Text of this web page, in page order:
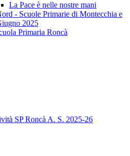
La Pace è nelle nostre mani
- Scuole Primarie di Montecchia e
2025
Primaria Roncà
SP Roncà A. S. 2025-26